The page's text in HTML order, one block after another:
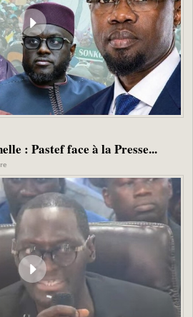
: Pastef face à la Presse...